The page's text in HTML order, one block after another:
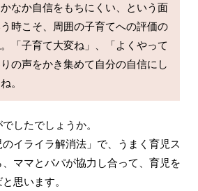
なか自信をもちにくい、という面
時こそ、周囲の子育てへの評価の
「子育て大変ね」、「よくやって
の声をかき集めて自分の自信にし
したでしょうか。
イライラ解消法」で、うまく育児ス
、ママとパパが協力し合って、育児を
思います。